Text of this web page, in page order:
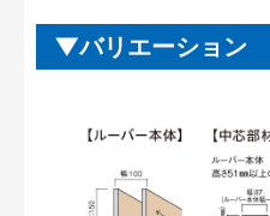
バリエーション